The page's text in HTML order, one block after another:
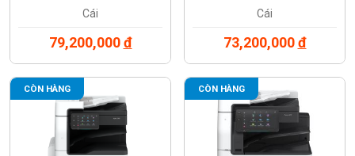
Cái
79,200,000đ
Cái
73,200,000đ
CÒN HÀNG CÒN HÀNG